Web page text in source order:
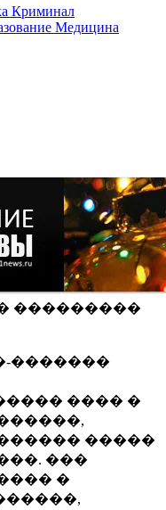
Криминал
Медицина
���������
�������
���� �
�����
���
�